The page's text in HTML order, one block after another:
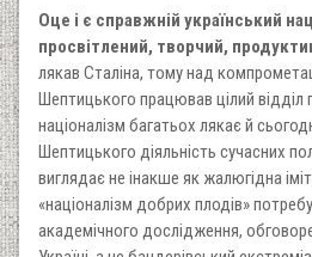
Оце і є справжній український
просвітлений, творчий,
лякав Сталіна, тому над
Шептицького працював цілий
націоналізм багатьох лякає й
Шептицького діяльність сучасних
виглядає не інакше як жалюгідна
«націоналізм добрих плодів»
академічного дослідження,